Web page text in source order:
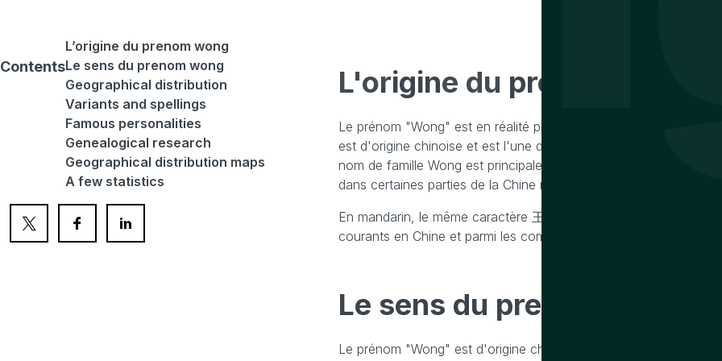
Contents
L’origine du prenom wong
Le sens du prenom wong
Geographical distribution
Variants and spellings
Famous personalities
Genealogical research
Geographical distribution maps
A few statistics
L'origine du prenom wong
Le prénom "Wong" est en réalité plus couramment utilisé
est d'origine chinoise et est l'une des translittérations du
nom de famille Wong est principalement utilisé dans les régions
dans certaines parties de la Chine méridionale.
En mandarin, le même caractère 王 est généralement translittéré
courants en Chine et parmi les communautés chinoises à travers
Le sens du prenom wong
Le prénom "Wong" est d'origine chinoise et est plus